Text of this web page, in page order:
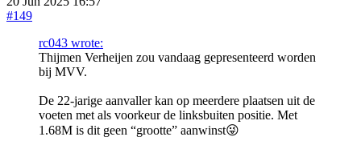
#149
rc043 wrote:
Thijmen Verheijen zou vandaag gepresenteerd worden
bij MVV.
De 22-jarige aanvaller kan op meerdere plaatsen uit de
voeten met als voorkeur de linksbuiten positie. Met
1.68M is dit geen “grootte” aanwinst😜